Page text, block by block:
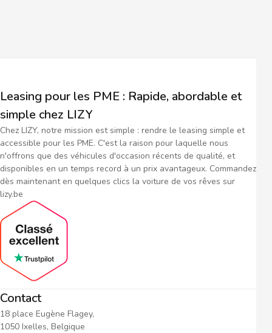
Leasing pour les PME : Rapide, abordable et
simple chez LIZY
Chez LIZY, notre mission est simple : rendre le leasing simple et
accessible pour les PME. C'est la raison pour laquelle nous
n'offrons que des véhicules d'occasion récents de qualité, et
disponibles en un temps record à un prix avantageux. Commandez
dès maintenant en quelques clics la voiture de vos rêves sur
lizy.be
Contact
18 place Eugène Flagey,
1050 Ixelles, Belgique